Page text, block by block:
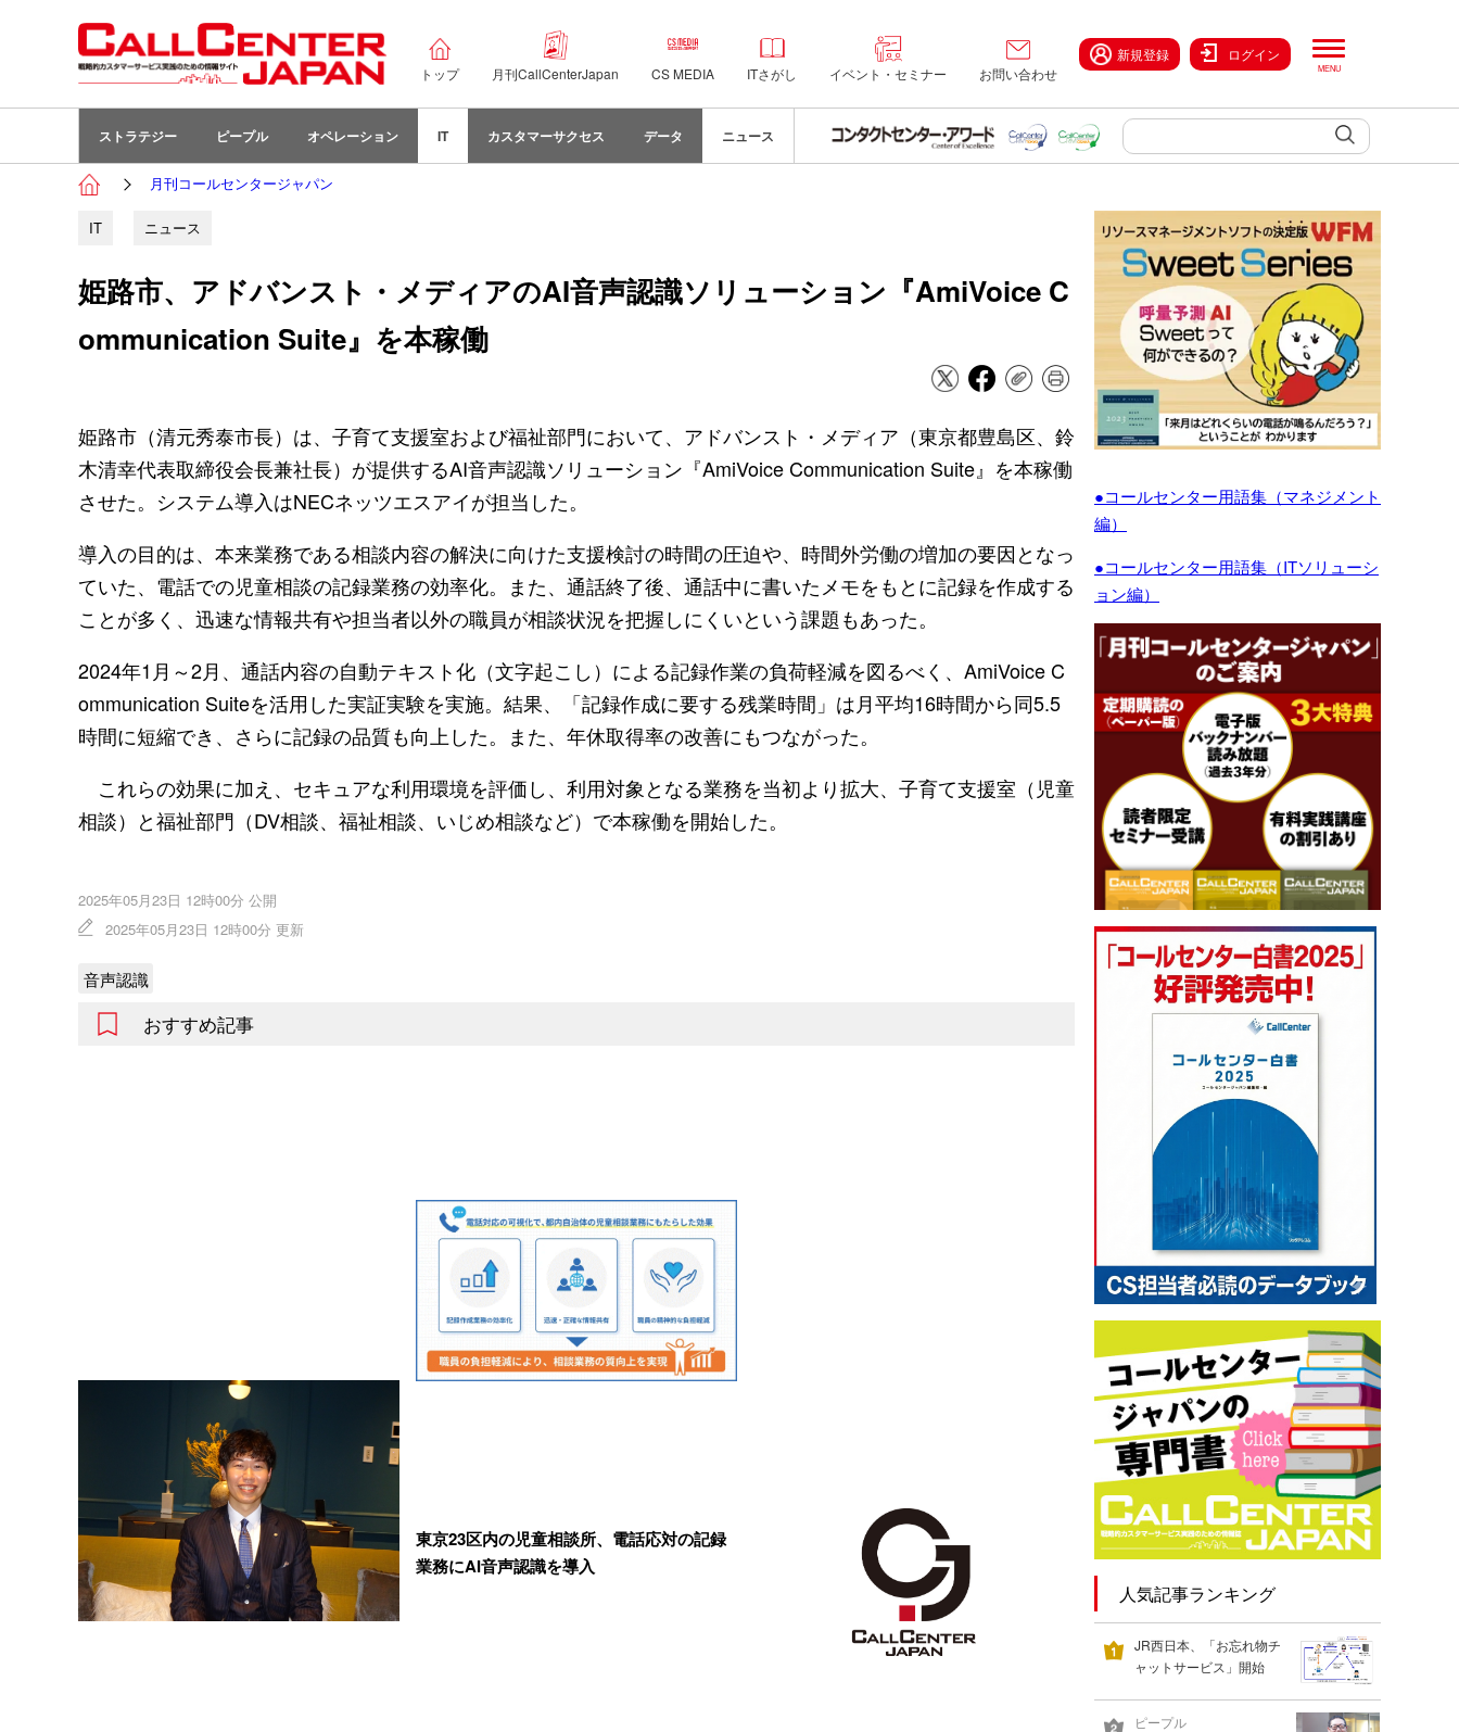
トップ 月刊CallCenterJapan CS MEDIA ITさがし イベント・セミナー お問い合わせ
新規登録 ログイン
ストラテジー ピープル オペレーション IT カスタマーサクセス データ ニュース
月刊コールセンタージャパン
IT ニュース
姫路市、アドバンスト・メディアのAI音声認識ソリューション『AmiVoice C
ommunication Suite』を本稼働
姫路市（清元秀泰市長）は、子育て支援室および福祉部門において、アドバンスト・メディア（東京都豊島区、鈴
木清幸代表取締役会長兼社長）が提供するAI音声認識ソリューション『AmiVoice Communication Suite』を本稼働
させた。システム導入はNECネッツエスアイが担当した。
導入の目的は、本来業務である相談内容の解決に向けた支援検討の時間の圧迫や、時間外労働の増加の要因となっ
ていた、電話での児童相談の記録業務の効率化。また、通話終了後、通話中に書いたメモをもとに記録を作成する
ことが多く、迅速な情報共有や担当者以外の職員が相談状況を把握しにくいという課題もあった。
2024年1月～2月、通話内容の自動テキスト化（文字起こし）による記録作業の負荷軽減を図るべく、AmiVoice C
ommunication Suiteを活用した実証実験を実施。結果、「記録作成に要する残業時間」は月平均16時間から同5.5
時間に短縮でき、さらに記録の品質も向上した。また、年休取得率の改善にもつながった。
これらの効果に加え、セキュアな利用環境を評価し、利用対象となる業務を当初より拡大、子育て支援室（児童
相談）と福祉部門（DV相談、福祉相談、いじめ相談など）で本稼働を開始した。
2025年05月23日 12時00分 公開
2025年05月23日 12時00分 更新
音声認識
おすすめ記事
東京23区内の児童相談所、電話応対の記録
業務にAI音声認識を導入
●コールセンター用語集（マネジメント
編）
●コールセンター用語集（ITソリューシ
ョン編）
人気記事ランキング
JR西日本、「お忘れ物チ
ャットサービス」開始
ピープル